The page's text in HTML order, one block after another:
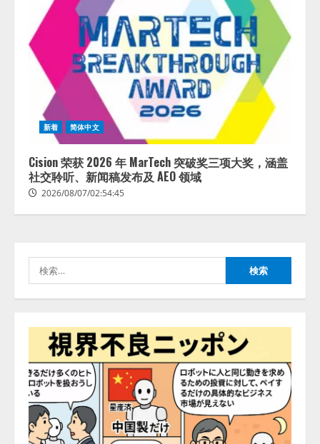
新着 简体中文
Cision 荣获 2026 年 MarTech 突破奖三项大奖，涵盖
社交聆听、新闻稿发布及 AEO 领域
2026/08/07/02:54:45
索:
2
藤原竜也がAIで組織の改善点を見
抜く！ SKYSEA Client View 新テ
レビCM公開！ 新オプション！ AI
が組織の業務実態を分析し労務改
善を支援。 藤原竜也メイキング
動画公開 「もしAIが自分を分析し
ある」「昨年の夏はカブトムシを
アシストAIテラス、ガバナンス機
供開始
4
務系70事務所×5つのAIで実態調査
を実施
2026/08/06/11:53:44
ZETAアライアンス、AIとIoTの共
創を推進する 「Agentic IoT Lab」
を設立